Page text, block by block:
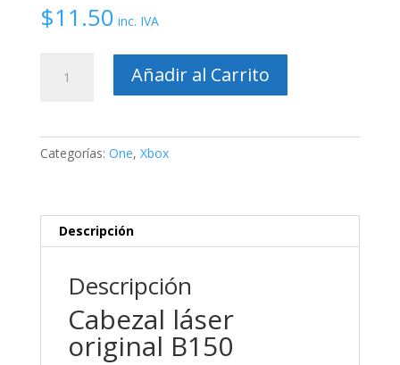
$11.50 inc. IVA
Unidad
de
cantidad
Añadir al Carrito
Categorías: One, Xbox
Descripción
Descripción
Cabezal láser
original B150